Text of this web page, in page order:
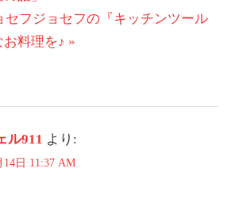
セフジョセフの『キッチンツール
料理を♪
ル911 より:
14日 11:37 AM